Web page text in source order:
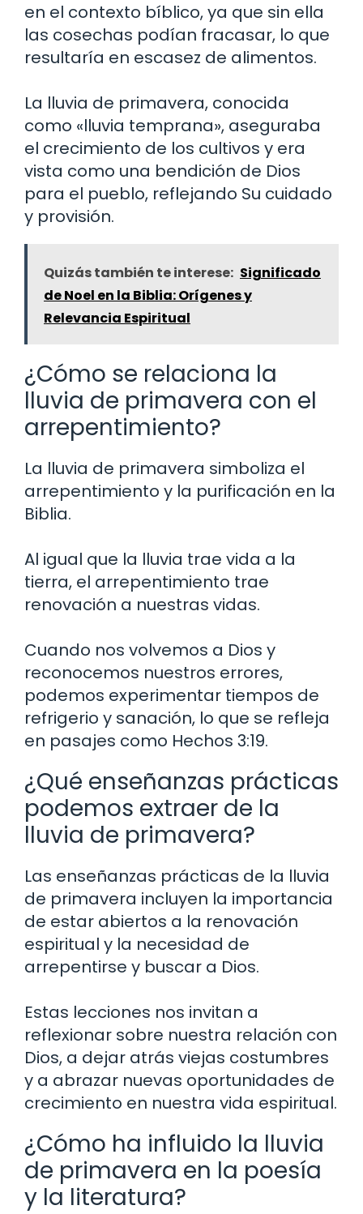
en el contexto bíblico, ya que sin ella
las cosechas podían fracasar, lo que
resultaría en escasez de alimentos.
La lluvia de primavera, conocida
como «lluvia temprana», aseguraba
el crecimiento de los cultivos y era
vista como una bendición de Dios
para el pueblo, reflejando Su cuidado
y provisión.
Quizás también te interese: Significado
de Noel en la Biblia: Orígenes y
Relevancia Espiritual
¿Cómo se relaciona la
lluvia de primavera con el
arrepentimiento?
La lluvia de primavera simboliza el
arrepentimiento y la purificación en la
Biblia.
Al igual que la lluvia trae vida a la
tierra, el arrepentimiento trae
renovación a nuestras vidas.
Cuando nos volvemos a Dios y
reconocemos nuestros errores,
podemos experimentar tiempos de
refrigerio y sanación, lo que se refleja
en pasajes como Hechos 3:19.
¿Qué enseñanzas prácticas
podemos extraer de la
lluvia de primavera?
Las enseñanzas prácticas de la lluvia
de primavera incluyen la importancia
de estar abiertos a la renovación
espiritual y la necesidad de
arrepentirse y buscar a Dios.
Estas lecciones nos invitan a
reflexionar sobre nuestra relación con
Dios, a dejar atrás viejas costumbres
y a abrazar nuevas oportunidades de
crecimiento en nuestra vida espiritual.
¿Cómo ha influido la lluvia
de primavera en la poesía
y la literatura?